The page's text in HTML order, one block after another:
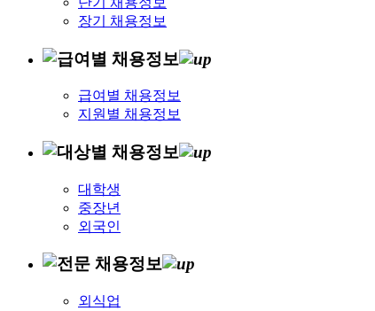
장기 채용정보
급여별 채용정보
지원별 채용정보
대학생
중장년
외국인
외식업